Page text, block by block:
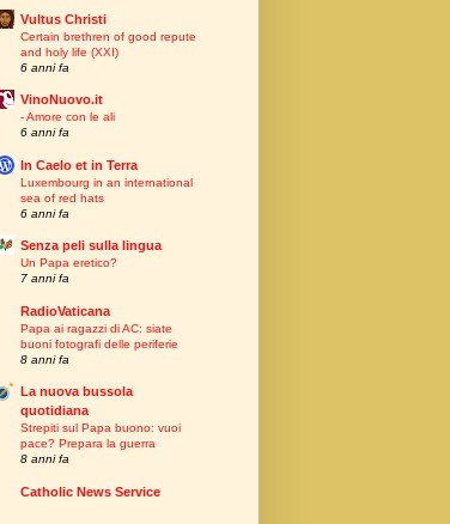
Vultus Christi
Certain brethren of good repute
and holy life (XXI)
6 anni fa
VinoNuovo.it
- Amore con le ali
6 anni fa
In Caelo et in Terra
Luxembourg in an international
sea of red hats
6 anni fa
Senza peli sulla lingua
Un Papa eretico?
7 anni fa
RadioVaticana
Papa ai ragazzi di AC: siate
buoni fotografi delle periferie
8 anni fa
La nuova bussola
quotidiana
Strepiti sul Papa buono: vuoi
pace? Prepara la guerra
8 anni fa
Catholic News Service